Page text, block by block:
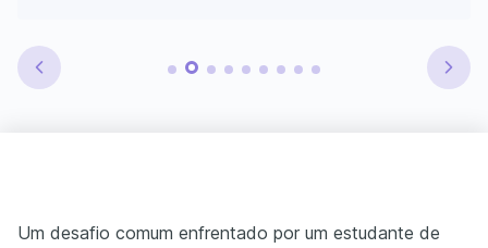
Um desafio comum enfrentado por um estudante de